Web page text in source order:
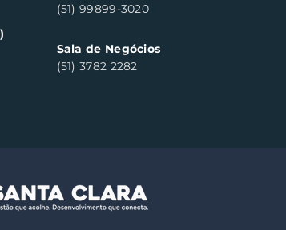
(51) 99899-3020
Sala de Negócios
(51) 3782 2282